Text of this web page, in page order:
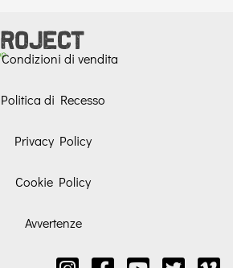
Condizioni di vendita
Politica di Recesso
Privacy Policy
Cookie Policy
Avvertenze